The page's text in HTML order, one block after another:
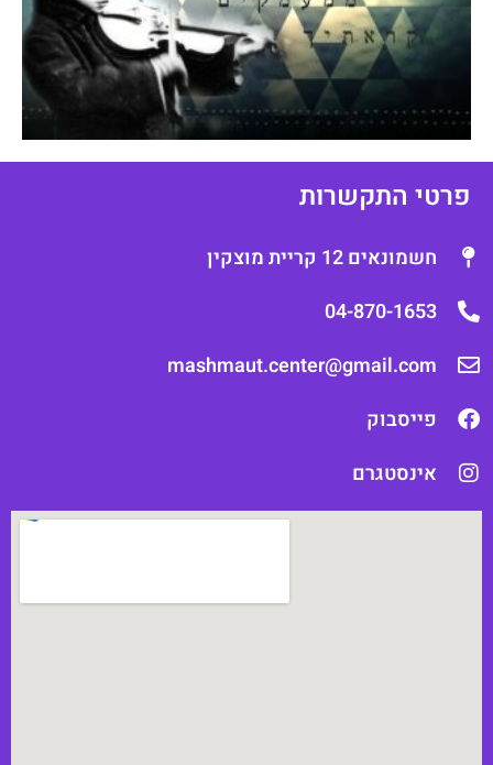
התקשרות
חשמונאים 12 קריית מוצקין
04-870-1653
mashmaut.center@gmail.com
פייסבוק
אינסטגרם